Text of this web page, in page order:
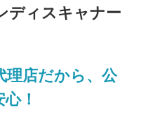
ディスキャナー
理店だから、公
！